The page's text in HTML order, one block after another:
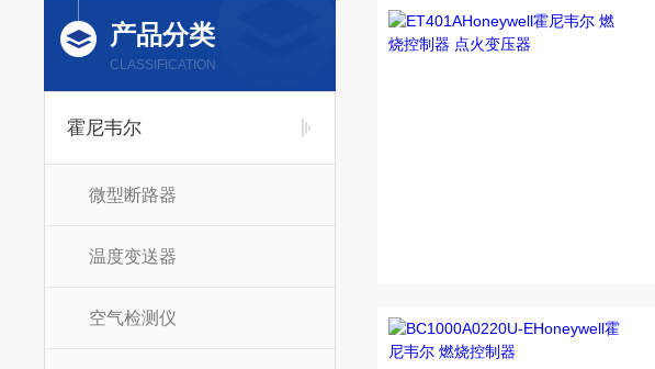
产品分类
CLASSIFICATION
霍尼韦尔
微型断路器
温度变送器
空气检测仪